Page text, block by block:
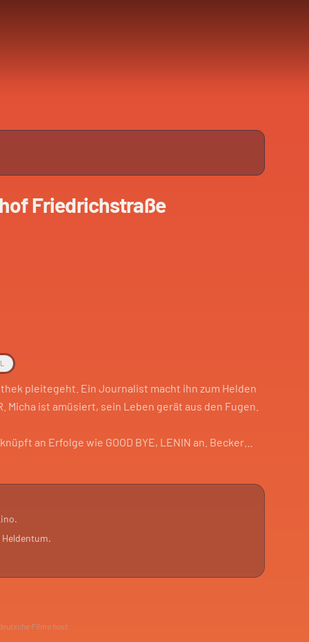
Friedrichstraße
pleitegeht. Ein Journalist macht ihn zum Helden
Micha ist amüsiert, sein Leben gerät aus den Fugen.
an Erfolge wie GOOD BYE, LENIN an. Becker
Big Lebowski. Ein Held wider Willen, mit
im Freiluftkino Friedrichshain.
Filme hast.